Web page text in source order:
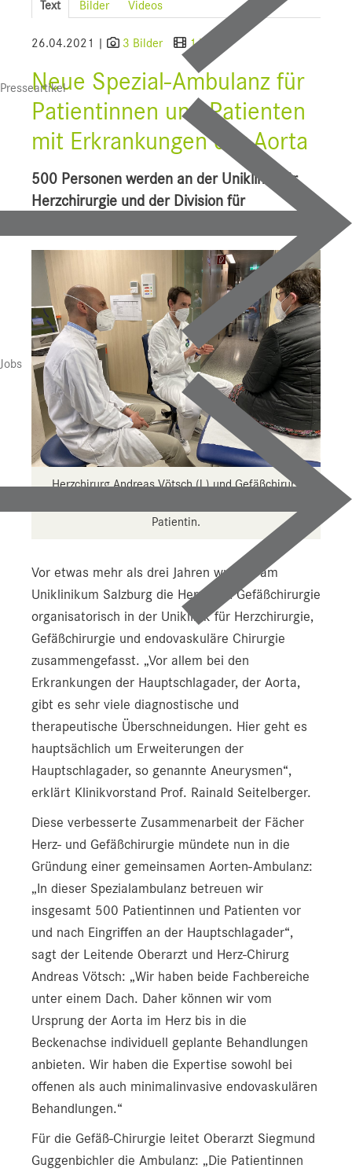
Presseartikel
Jobs
UI f. Sportmedizin
Pressebilder
Pressekontakt
Text Bilder Videos
26.04.2021 | 3 Bilder 1 Video
Neue Spezial-Ambulanz für
Patientinnen und Patienten
mit Erkrankungen der Aorta
500 Personen werden an der Uniklinik für
Herzchirurgie und der Division für
Herzchirurg Andreas Vötsch (l.) und Gefäßchirurg
Patientin.
Vor etwas mehr als drei Jahren wurden am
Uniklinikum Salzburg die Herz- und Gefäßchirurgie
organisatorisch in der Uniklinik für Herzchirurgie,
Gefäßchirurgie und endovaskuläre Chirurgie
zusammengefasst. „Vor allem bei den
Erkrankungen der Hauptschlagader, der Aorta,
gibt es sehr viele diagnostische und
therapeutische Überschneidungen. Hier geht es
hauptsächlich um Erweiterungen der
Hauptschlagader, so genannte Aneurysmen“,
erklärt Klinikvorstand Prof. Rainald Seitelberger.
Diese verbesserte Zusammenarbeit der Fächer
Herz- und Gefäßchirurgie mündete nun in die
Gründung einer gemeinsamen Aorten-Ambulanz:
„In dieser Spezialambulanz betreuen wir
insgesamt 500 Patientinnen und Patienten vor
und nach Eingriffen an der Hauptschlagader“,
sagt der Leitende Oberarzt und Herz-Chirurg
Andreas Vötsch: „Wir haben beide Fachbereiche
unter einem Dach. Daher können wir vom
Ursprung der Aorta im Herz bis in die
Beckenachse individuell geplante Behandlungen
anbieten. Wir haben die Expertise sowohl bei
offenen als auch minimalinvasive endovaskulären
Behandlungen.“
Für die Gefäß-Chirurgie leitet Oberarzt Siegmund
Guggenbichler die Ambulanz: „Die Patientinnen